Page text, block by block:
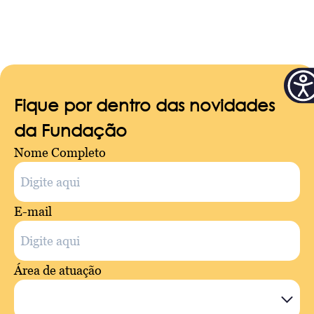
Fique por dentro das novidades
da Fundação
Nome Completo
E-mail
Área de atuação